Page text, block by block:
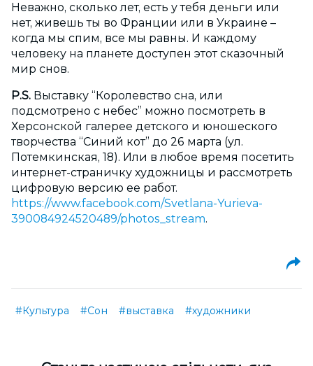
Неважно, сколько лет, есть у тебя деньги или
нет, живешь ты во Франции или в Украине –
когда мы спим, все мы равны. И каждому
человеку на планете доступен этот сказочный
мир снов.
P.S. Выставку “Королевство сна, или
подсмотрено с небес” можно посмотреть в
Херсонской галерее детского и юношеского
творчества “Синий кот” до 26 марта (ул.
Потемкинская, 18). Или в любое время посетить
интернет-страничку художницы и рассмотреть
цифровую версию ее работ.
https://www.facebook.com/Svetlana-Yurieva-
390084924520489/photos_stream.
#Культура #Сон #выставка #художники